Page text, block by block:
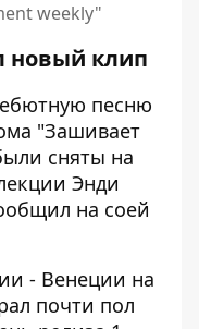
weekly"
новый клип
песню
"Зашивает
сняты на
Энди
на соей
- Венеции на
почти пол